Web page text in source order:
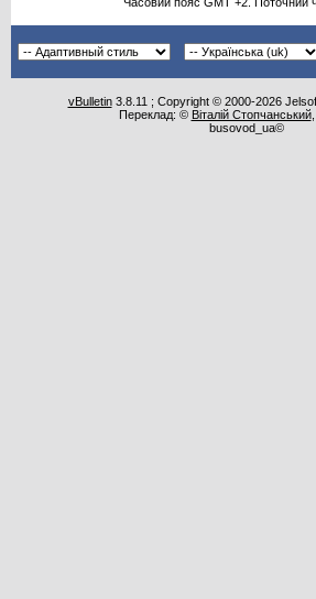
vBulletin3.8.11 ; Copyright © 2000-2026
Переклад: © Віталій Стопчанський,
busovod_ua©